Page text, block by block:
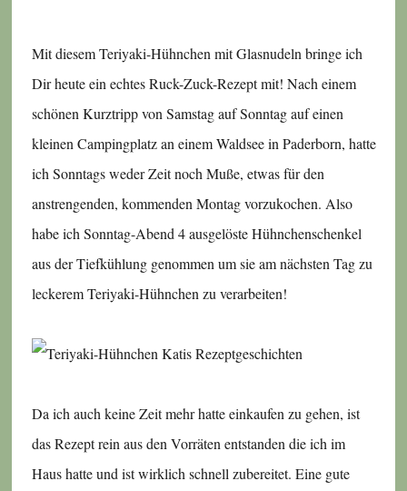
Mit diesem Teriyaki-Hühnchen mit Glasnudeln bringe ich
Dir heute ein echtes Ruck-Zuck-Rezept mit! Nach einem
schönen Kurztripp von Samstag auf Sonntag auf einen
kleinen Campingplatz an einem Waldsee in Paderborn, hatte
ich Sonntags weder Zeit noch Muße, etwas für den
anstrengenden, kommenden Montag vorzukochen. Also
habe ich Sonntag-Abend 4 ausgelöste Hühnchenschenkel
aus der Tiefkühlung genommen um sie am nächsten Tag zu
leckerem Teriyaki-Hühnchen zu verarbeiten!
Da ich auch keine Zeit mehr hatte einkaufen zu gehen, ist
das Rezept rein aus den Vorräten entstanden die ich im
Haus hatte und ist wirklich schnell zubereitet. Eine gute